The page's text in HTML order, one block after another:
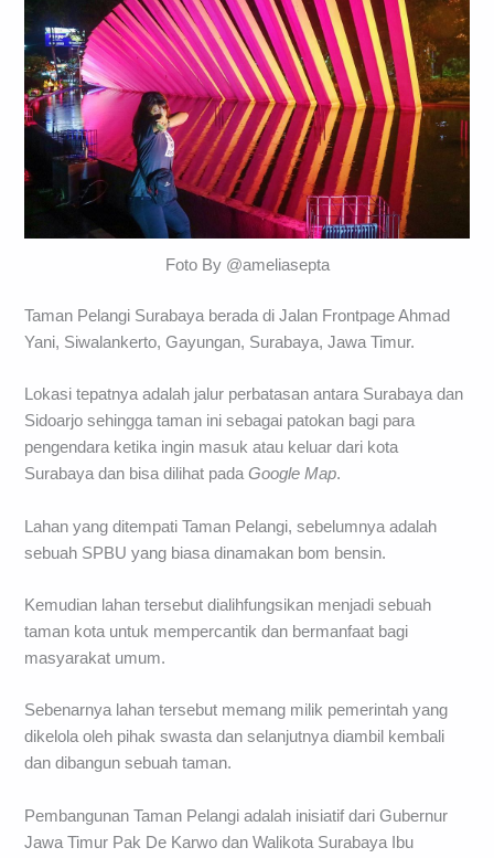
Foto By @ameliasepta
Taman Pelangi Surabaya berada di Jalan Frontpage Ahmad
Yani, Siwalankerto, Gayungan, Surabaya, Jawa Timur.
Lokasi tepatnya adalah jalur perbatasan antara Surabaya dan
Sidoarjo sehingga taman ini sebagai patokan bagi para
pengendara ketika ingin masuk atau keluar dari kota
Surabaya dan bisa dilihat padaGoogle Map.
Lahan yang ditempati Taman Pelangi, sebelumnya adalah
sebuah SPBU yang biasa dinamakan bom bensin.
Kemudian lahan tersebut dialihfungsikan menjadi sebuah
taman kota untuk mempercantik dan bermanfaat bagi
masyarakat umum.
Sebenarnya lahan tersebut memang milik pemerintah yang
dikelola oleh pihak swasta dan selanjutnya diambil kembali
dan dibangun sebuah taman.
Pembangunan Taman Pelangi adalah inisiatif dari Gubernur
Jawa Timur Pak De Karwo dan Walikota Surabaya Ibu